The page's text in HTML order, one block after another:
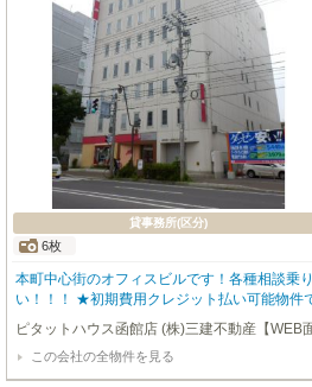
貸事務所(区分)
6枚
本町中心街のオフィスビルです！各種相談乗
い！！！ ★初期費用クレジット払い可能物
トハウス函館店 ㈱三建不動産：0138-54-
ピタットハウス函館店 (株)三建不動産【WEB
この会社の全物件を見る